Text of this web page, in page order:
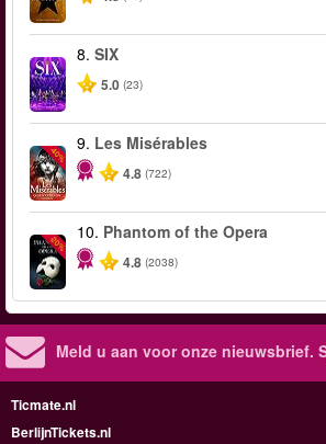
8. SIX
5.0 (23)
-40%
9. Les Misérables
4.8 (722)
-20%
10. Phantom of the Opera
4.8 (2038)
Meld u aan voor onze nieuwsbrief.
Ticmate.nl
BerlijnTickets.nl